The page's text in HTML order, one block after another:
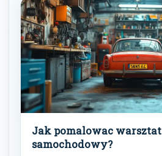
Jak pomalowac warsztat
samochodowy?